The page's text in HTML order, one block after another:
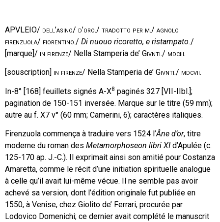
APVLEIO/ dell’asino/ d’oro./ tradotto per m./ agnolo
firenzuola/ fiorentino./ Di nuouo ricoretto, e ristampato./
[marque]/ in firenze/ Nella Stamperia de’ Givnti./ mdciii.
[souscription] in firenze/ Nella Stamperia de’ Givnti./ mdcvii.
In-8° [168] feuillets signés A-X8 paginés 327 [VII-IIbl.];
pagination de 150-151 inversée. Marque sur le titre (59 mm);
autre au f. X7 v° (60 mm; Camerini, 6); caractères italiques.
Firenzuola commença à traduire vers 1524 l’Âne d’or, titre
moderne du roman des Metamorphoseon libri XI d’Apulée (c.
125-170 ap. J.-C.). Il exprimait ainsi son amitié pour Costanza
Amaretta, comme le récit d’une initiation spirituelle analogue
à celle qu’il avait lui-même vécue. Il ne semble pas avoir
achevé sa version, dont l’édition originale fut publiée en
1550, à Venise, chez Giolito de’ Ferrari, procurée par
Lodovico Domenichi; ce dernier avait complété le manuscrit